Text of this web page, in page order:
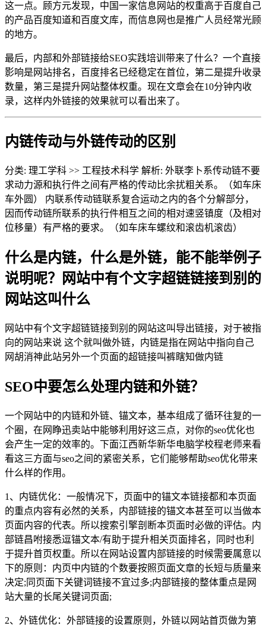
这一点。顾方元发现，中国一家信息网站的权重高于百度自己
的产品百度知道和百度文库，而信息网也是推广人员经常光顾
的地方。
最后，内部和外部链接给SEO实践培训带来了什么？一个直接
影响是网站排名，百度排名已经稳定在首位，第二是提升收录
数量，第三是提升网站整体权重。现在文章会在10分钟内收
录，这样内外链接的效果就可以看出来了。
内链传动与外链传动的区别
分类: 理工学科 >> 工程技术科学 解析: 外联李卜系传动链不要
求动力源和执行件之间有严格的传动比余扰粗关系。（如车床
车外圆） 内联系传动链联系复合运动之内的各个分解部分，
因而传动链所联系的执行件相互之间的相对速竖镇度（及相对
位移量）有严格的要求。（如车床车螺纹和滚齿机滚齿）
什么是内链，什么是外链，能不能举例子
说明呢？网站中有个文字超链链接到别的
网站这叫什么
网站中有个文字超链链接到别的网站这叫导出链接，对于被指
向的网站来说 这个就叫做外链，内链是指在网站中指向自己
网胡消神此站另外一个页面的超链接叫裤瞎知做内链
SEO中要怎么处理内链和外链？
一个网站中的内链和外链、锚文本，基本组成了循环往复的一
个圈，在网睁迅卖站中能够利用好这三点，对你的seo优化也
会产生一定的效率的。下面江西新华新华电脑学校程老师来看
看这三方面与seo之间的紧密关系，它们能够帮助seo优化带来
什么样的作用。
1、内链优化：一般情况下，页面中的锚文本链接都和本页面
的重点内容有必然的关系，内部链接的锚文本甚至可以当做本
页面内容的代表。所以搜索引擎剖断本页面时必做的评估。内
部链昌咐接悉逗锚文本/有助于提升相关页面排名，同时也利
于提升首页权重。所以在网站设置内部链接的时候需要属意以
下的原则：内页中内链的个数要按照页面文章的长短与质量来
决定;同页面下关键词链接不宜过多;内部链接的整体重点是网
站大量的长尾关键词页面;
2、外链优化：外部链接的设置原则，外链以网站首页做为第